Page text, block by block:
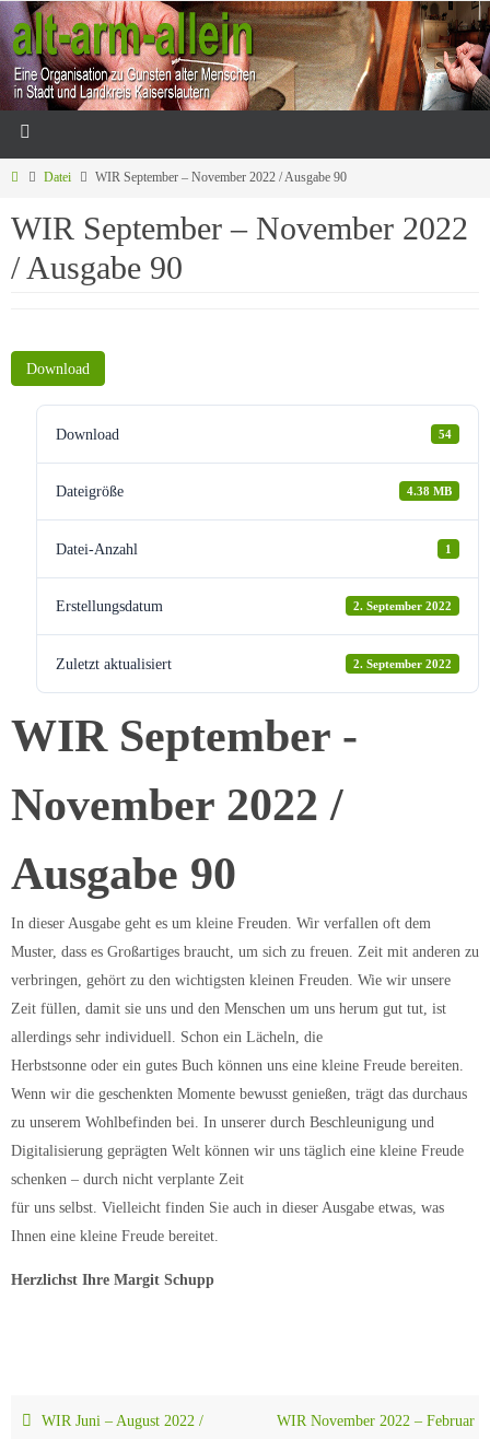
Datei WIR September – November 2022 / Ausgabe 90
WIR September – November 2022
/ Ausgabe 90
Download
Download 54
Dateigröße 4.38 MB
Datei-Anzahl 1
Erstellungsdatum 2. September 2022
Zuletzt aktualisiert 2. September 2022
WIR September -
November 2022 /
Ausgabe 90
In dieser Ausgabe geht es um kleine Freuden. Wir verfallen oft dem
Muster, dass es Großartiges braucht, um sich zu freuen. Zeit mit anderen zu
verbringen, gehört zu den wichtigsten kleinen Freuden. Wie wir unsere
Zeit füllen, damit sie uns und den Menschen um uns herum gut tut, ist
allerdings sehr individuell. Schon ein Lächeln, die
Herbstsonne oder ein gutes Buch können uns eine kleine Freude bereiten.
Wenn wir die geschenkten Momente bewusst genießen, trägt das durchaus
zu unserem Wohlbefinden bei. In unserer durch Beschleunigung und
Digitalisierung geprägten Welt können wir uns täglich eine kleine Freude
schenken – durch nicht verplante Zeit
für uns selbst. Vielleicht finden Sie auch in dieser Ausgabe etwas, was
Ihnen eine kleine Freude bereitet.
Herzlichst Ihre Margit Schupp
WIR Juni – August 2022 /
WIR November 2022 – Februar